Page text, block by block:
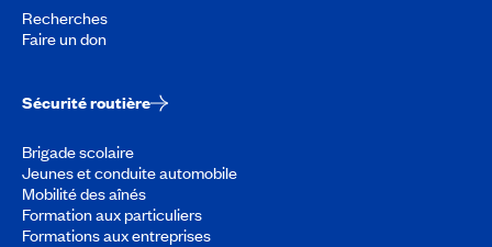
Recherches
Faire un don
Sécurité routière
Brigade scolaire
Jeunes et conduite automobile
Mobilité des aînés
Formation aux particuliers
Formations aux entreprises